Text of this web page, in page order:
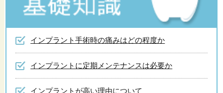
インプラント手術時の痛みはどの程度か
インプラントに定期メンテナンスは必要か
インプラントが高い理由について